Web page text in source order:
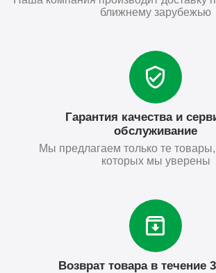
ближнему зарубежью
Гарантия качества и
обслуживание
Мы предлагаем только те товары,
которых мы уверены
Возврат товара в течение